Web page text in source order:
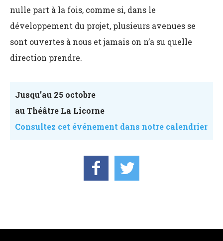
nulle part à la fois, comme si, dans le
développement du projet, plusieurs avenues se
sont ouvertes à nous et jamais on n’a su quelle
direction prendre.
Jusqu’au 25 octobre
au Théâtre La Licorne
Consultez cet événement dans notre calendrier